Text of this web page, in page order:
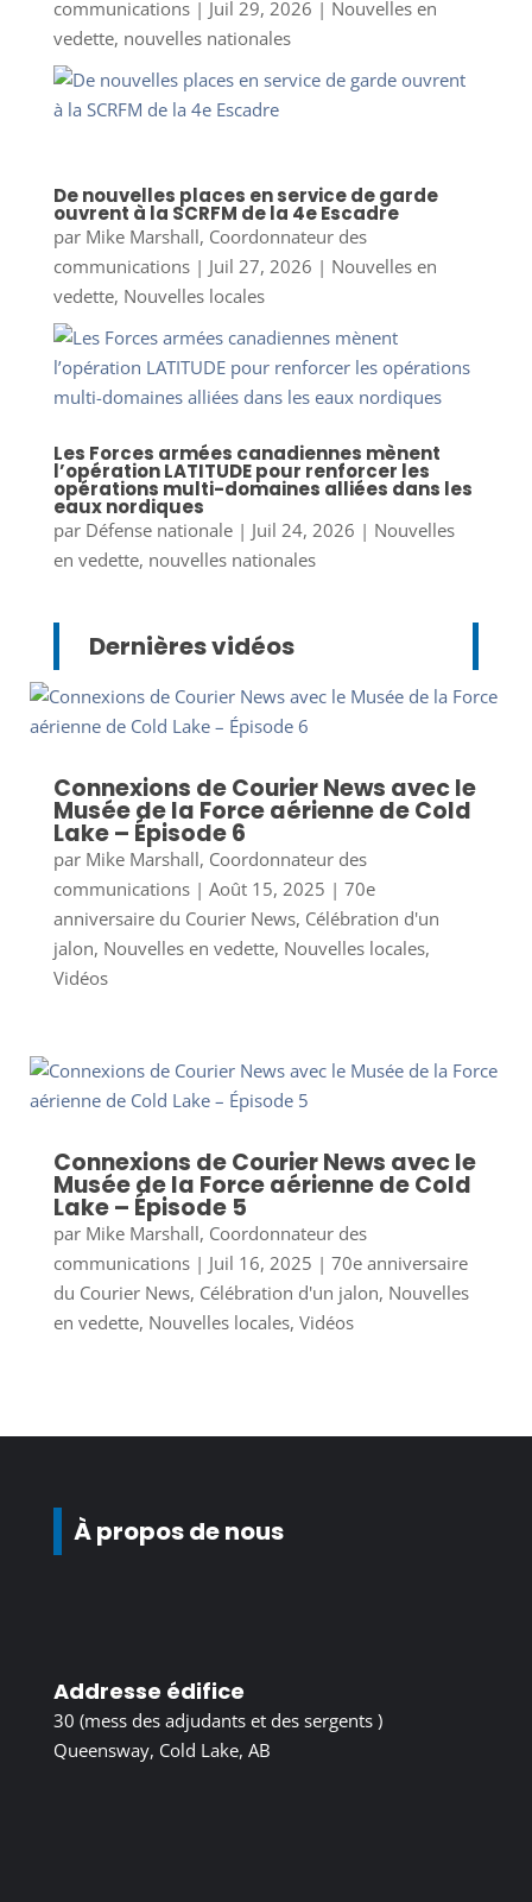
communications| Juil 29, 2026 | Nouvelles en
vedette, nouvelles nationales
De nouvelles places en service de garde
ouvrent à la SCRFM de la 4e Escadre
par Mike Marshall, Coordonnateur des
communications| Juil 27, 2026 | Nouvelles en
vedette, Nouvelles locales
Les Forces armées canadiennes mènent
l’opération LATITUDE pour renforcer les
opérations multi-domaines alliées dans les
eaux nordiques
par Défense nationale| Juil 24, 2026 | Nouvelles
en vedette, nouvelles nationales
Dernières vidéos
Connexions de Courier News avec le
Musée de la Force aérienne de Cold
Lake – Épisode 6
par Mike Marshall, Coordonnateur des
communications| Août 15, 2025 | 70e
anniversaire du Courier News, Célébration d'un
jalon, Nouvelles en vedette, Nouvelles locales,
Vidéos
Connexions de Courier News avec le
Musée de la Force aérienne de Cold
Lake – Épisode 5
par Mike Marshall, Coordonnateur des
communications| Juil 16, 2025 | 70e anniversaire
du Courier News, Célébration d'un jalon, Nouvelles
en vedette, Nouvelles locales, Vidéos
À propos de nous
Addresse édifice
30 (mess des adjudants et des sergents )
Queensway, Cold Lake, AB